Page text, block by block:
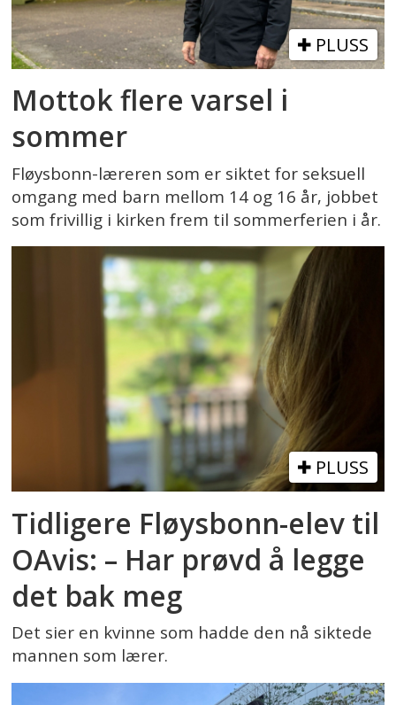
PLUSS
Mottok flere varsel i
sommer
Fløysbonn-læreren som er siktet for seksuell
omgang med barn mellom 14 og 16 år, jobbet
som frivillig i kirken frem til sommerferien i år.
PLUSS
Tidligere Fløysbonn-elev til
OAvis: – Har prøvd å legge
det bak meg
Det sier en kvinne som hadde den nå siktede
mannen som lærer.